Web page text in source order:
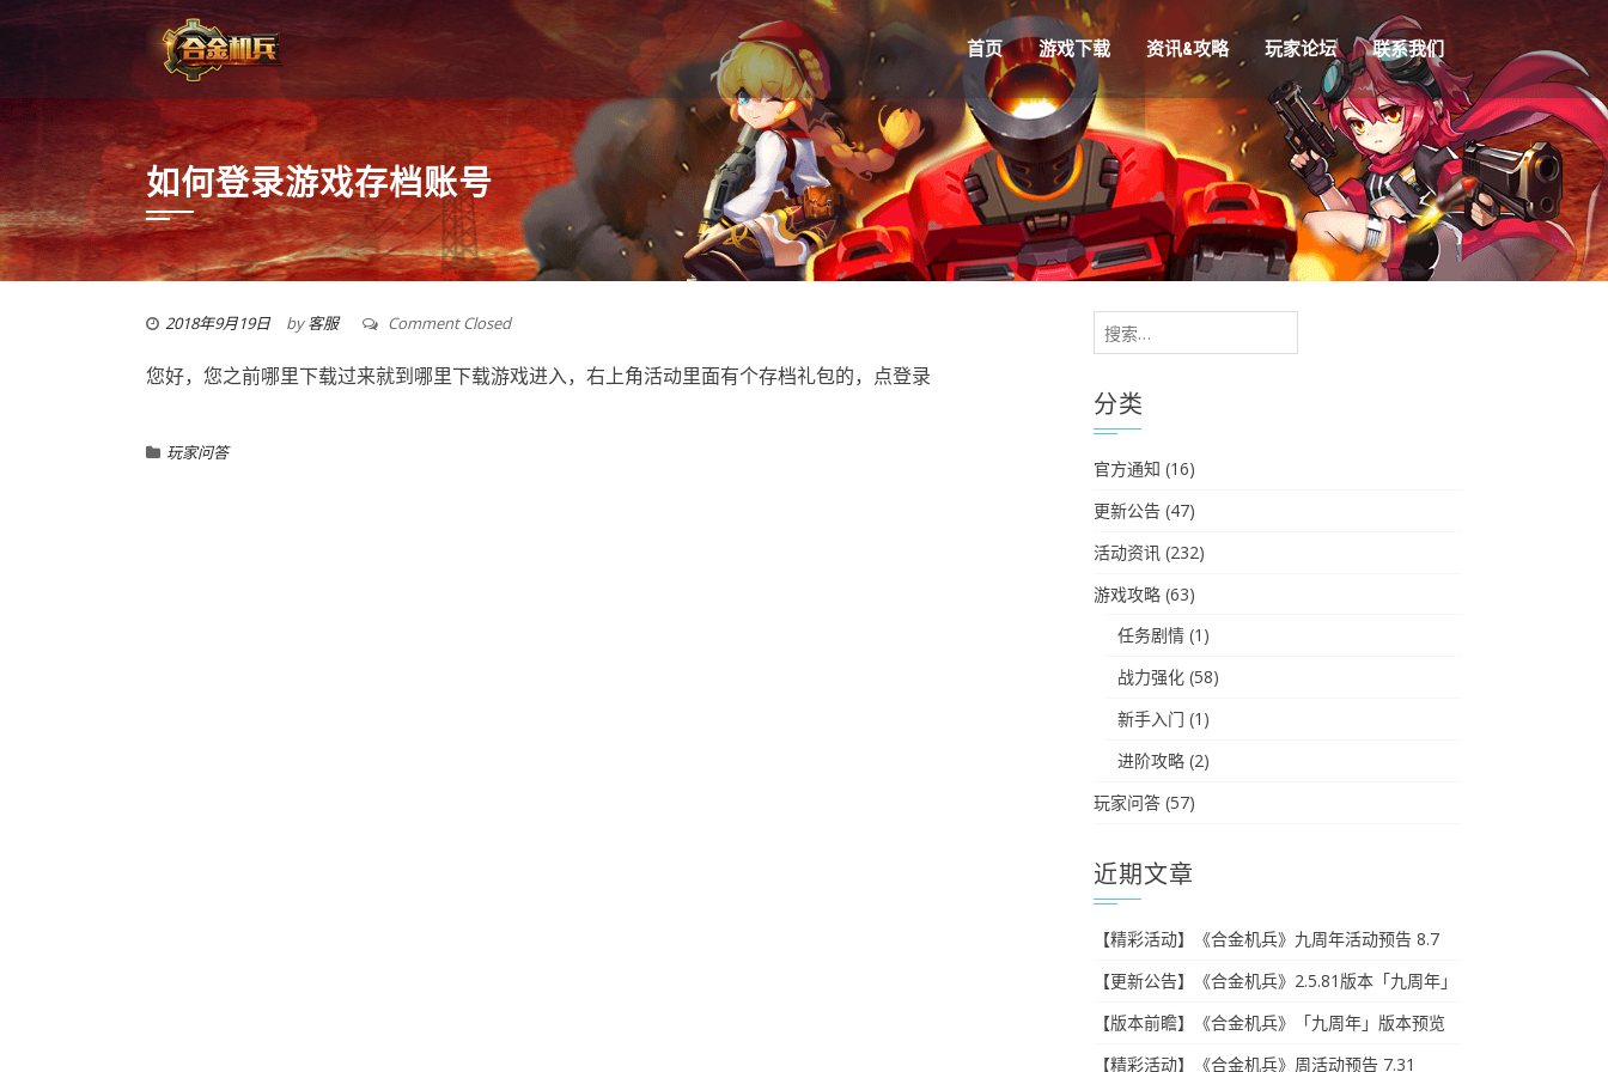
首页 游戏下载 资讯&攻略 玩家论坛 联系我们
如何登录游戏存档账号
2018年9月19日 by客服 Comment Closed
您好，您之前哪里下载过来就到哪里下载游戏进入，右上角活动里面有个存档礼包的，点登录
玩家问答
搜
索：
分类
官方通知 (16)
更新公告 (47)
活动资讯 (232)
游戏攻略 (63)
任务剧情 (1)
战力强化 (58)
新手入门 (1)
进阶攻略 (2)
玩家问答 (57)
近期文章
【精彩活动】《合金机兵》九周年活动预告 8.7
【更新公告】《合金机兵》2.5.81版本「九周年」
【版本前瞻】《合金机兵》「九周年」版本预览
【精彩活动】《合金机兵》周活动预告 7.31